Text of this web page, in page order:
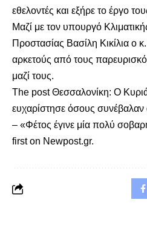
εθελοντές και εξήρε το έργο
Μαζί με τον υπουργό
Προστασίας Βασίλη Κικίλια ο
αρκετούς από τους
μαζί τους.
The postΘεσσαλονίκη: Ο
ευχαρίστησε όσους συνέβαλαν
– «Φέτος έγινε μία πολύ
first on Newpost.gr.